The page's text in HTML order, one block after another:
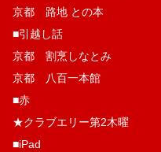
京都 路地 との本
■引越し話
京都 割烹しなとみ
京都 八百一本館
■赤
★クラブエリー第2木曜
■iPad